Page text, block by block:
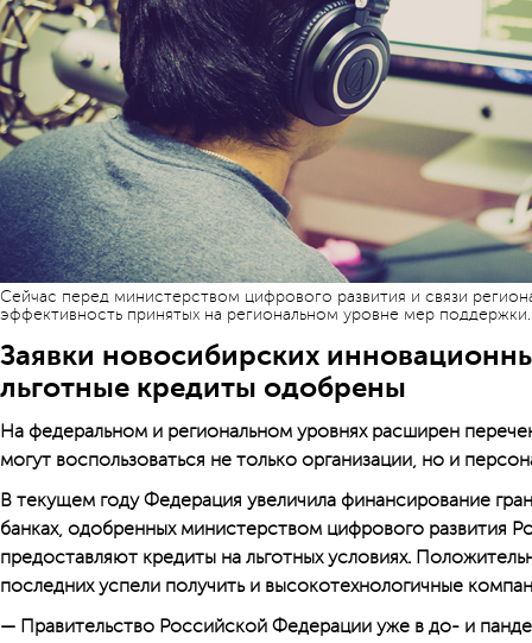
Сейчас перед министерством цифрового развития и связи
эффективность принятых на региональном уровне мер
Заявки новосибирских
льготные кредиты одобрены
На федеральном и региональном уровнях расширен
могут воспользоваться не только организации, но и
В текущем году Федерация увеличила финансирование
банках, одобренных министерством цифрового развития
предоставляют кредиты на льготных условиях.
последних успели получить и высокотехнологичные
— Правительство Российской Федерации уже в до- и